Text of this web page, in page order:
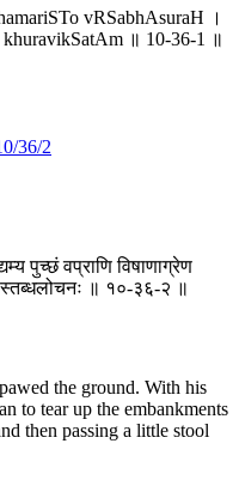
vRSabhAsuraH ।
॥ 10-36-1 ॥
36/2
पुच्छं वप्राणि विषाणाग्रेण
स्तब्धलोचनः ॥ १०-३६-२ ॥
the ground. With his
to tear up the embankments
then passing a little stool